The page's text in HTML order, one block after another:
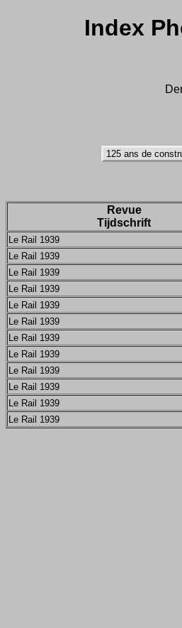
Index
Revue
Tijdschrift
Le Rail 1939
Le Rail 1939
Le Rail 1939
Le Rail 1939
Le Rail 1939
Le Rail 1939
Le Rail 1939
Le Rail 1939
Le Rail 1939
Le Rail 1939
Le Rail 1939
Le Rail 1939